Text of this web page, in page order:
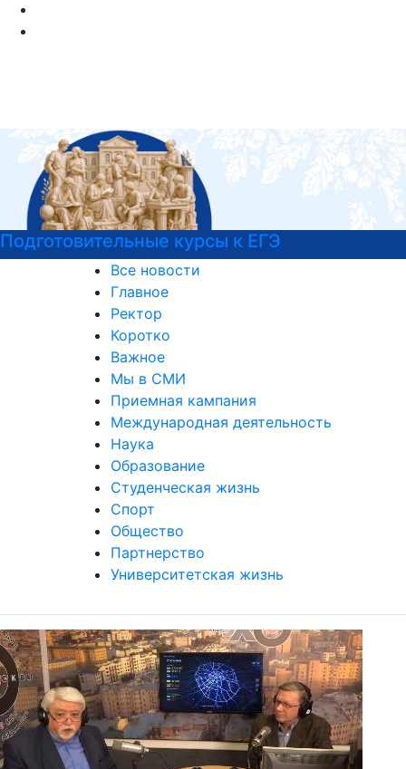
Национальные проекты России
Все новости
Главное
Ректор
Коротко
Важное
Мы в СМИ
Приемная кампания
Международная деятельность
Наука
Образование
Студенческая жизнь
Спорт
Общество
Партнерство
Университетская жизнь